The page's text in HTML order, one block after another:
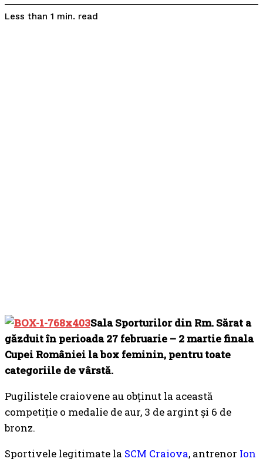
Less than 1 min. read
Sala Sporturilor din Rm. Sărat a
găzduit în perioada 27 februarie – 2 martie finala
Cupei României la box feminin, pentru toate
categoriile de vârstă.
Pugilistele craiovene au obținut la această
competiție o medalie de aur, 3 de argint și 6 de
bronz.
Sportivele legitimate la SCM Craiova, antrenor Ion